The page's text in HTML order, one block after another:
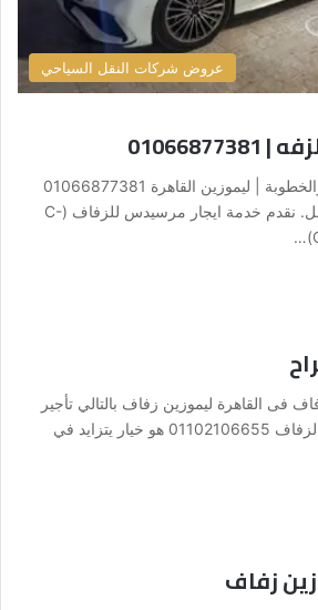
عروض شركات النقل السياحي
ايجار مرسيدس للزفاف والخطوبة | ليموزين القاهرة 01066877381
ليلة زفافك تستحق الأفضل. نقدم خدمة ايجار مرسيدس للزفاف (C-
فى القاهرة ليموزين زفاف بالتالي تأجير
سيارات ليموزين لحفلات الزفاف 01102106655 هو خيار يتزايد في
زفاف